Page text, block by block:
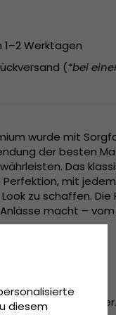
Werktagen
(*bei
wurde mit
der besten
Das
Perfektion, mit
zu schaffen.
macht –
30 % Polyester.
diesem